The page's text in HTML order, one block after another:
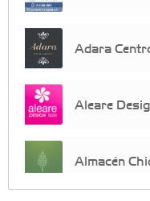
Adara
Aleare
Almacén